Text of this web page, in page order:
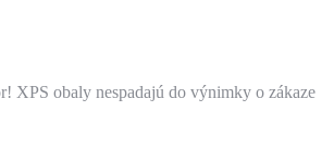
XPS obaly nespadajú do výnimky o zákaze